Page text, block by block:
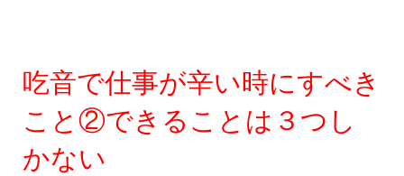
吃音で仕事が辛い時にすべき
こと②できることは３つし
かない